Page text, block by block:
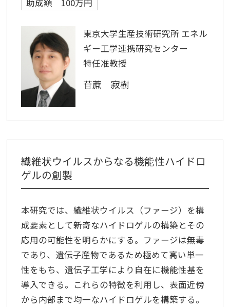
助成額 100万円
東京大学生産技術研究所 エネル
ギー工学連携研究センター
特任准教授
苷蔗 寂樹
繊維状ウイルスからなる機能性ハイドロ
ゲルの創製
本研究では、繊維状ウイルス（ファージ）を構
成要素として新奇なハイドロゲルの構築とその
応用の可能性を明らかにする。ファージは無毒
であり、遺伝子産物であるため極めて高い単一
性をもち、遺伝子工学により自在に機能性基を
導入できる。これらの特徴を利用し、表面近傍
から内部まで均一なハイドロゲルを構築する。